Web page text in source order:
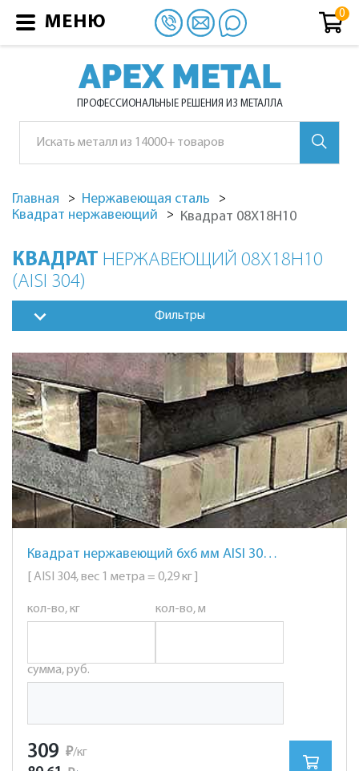
APEX METAL
ПРОФЕССИОНАЛЬНЫЕ РЕШЕНИЯ ИЗ МЕТАЛЛА
Главная
Нержавеющая сталь
Квадрат нержавеющий
Квадрат 08Х18Н10
КВАДРАТ НЕРЖАВЕЮЩИЙ 08Х18Н10
(AISI 304)
Фильтры
Квадрат нержавеющий 6х6 мм AISI 304 сталь 08Х18Н10
[ AISI 304, вес 1 метра = 0,29 кг ]
кол-во, кг кол-во, м
сумма, руб.
309 ₽/кг
МЕНЮ